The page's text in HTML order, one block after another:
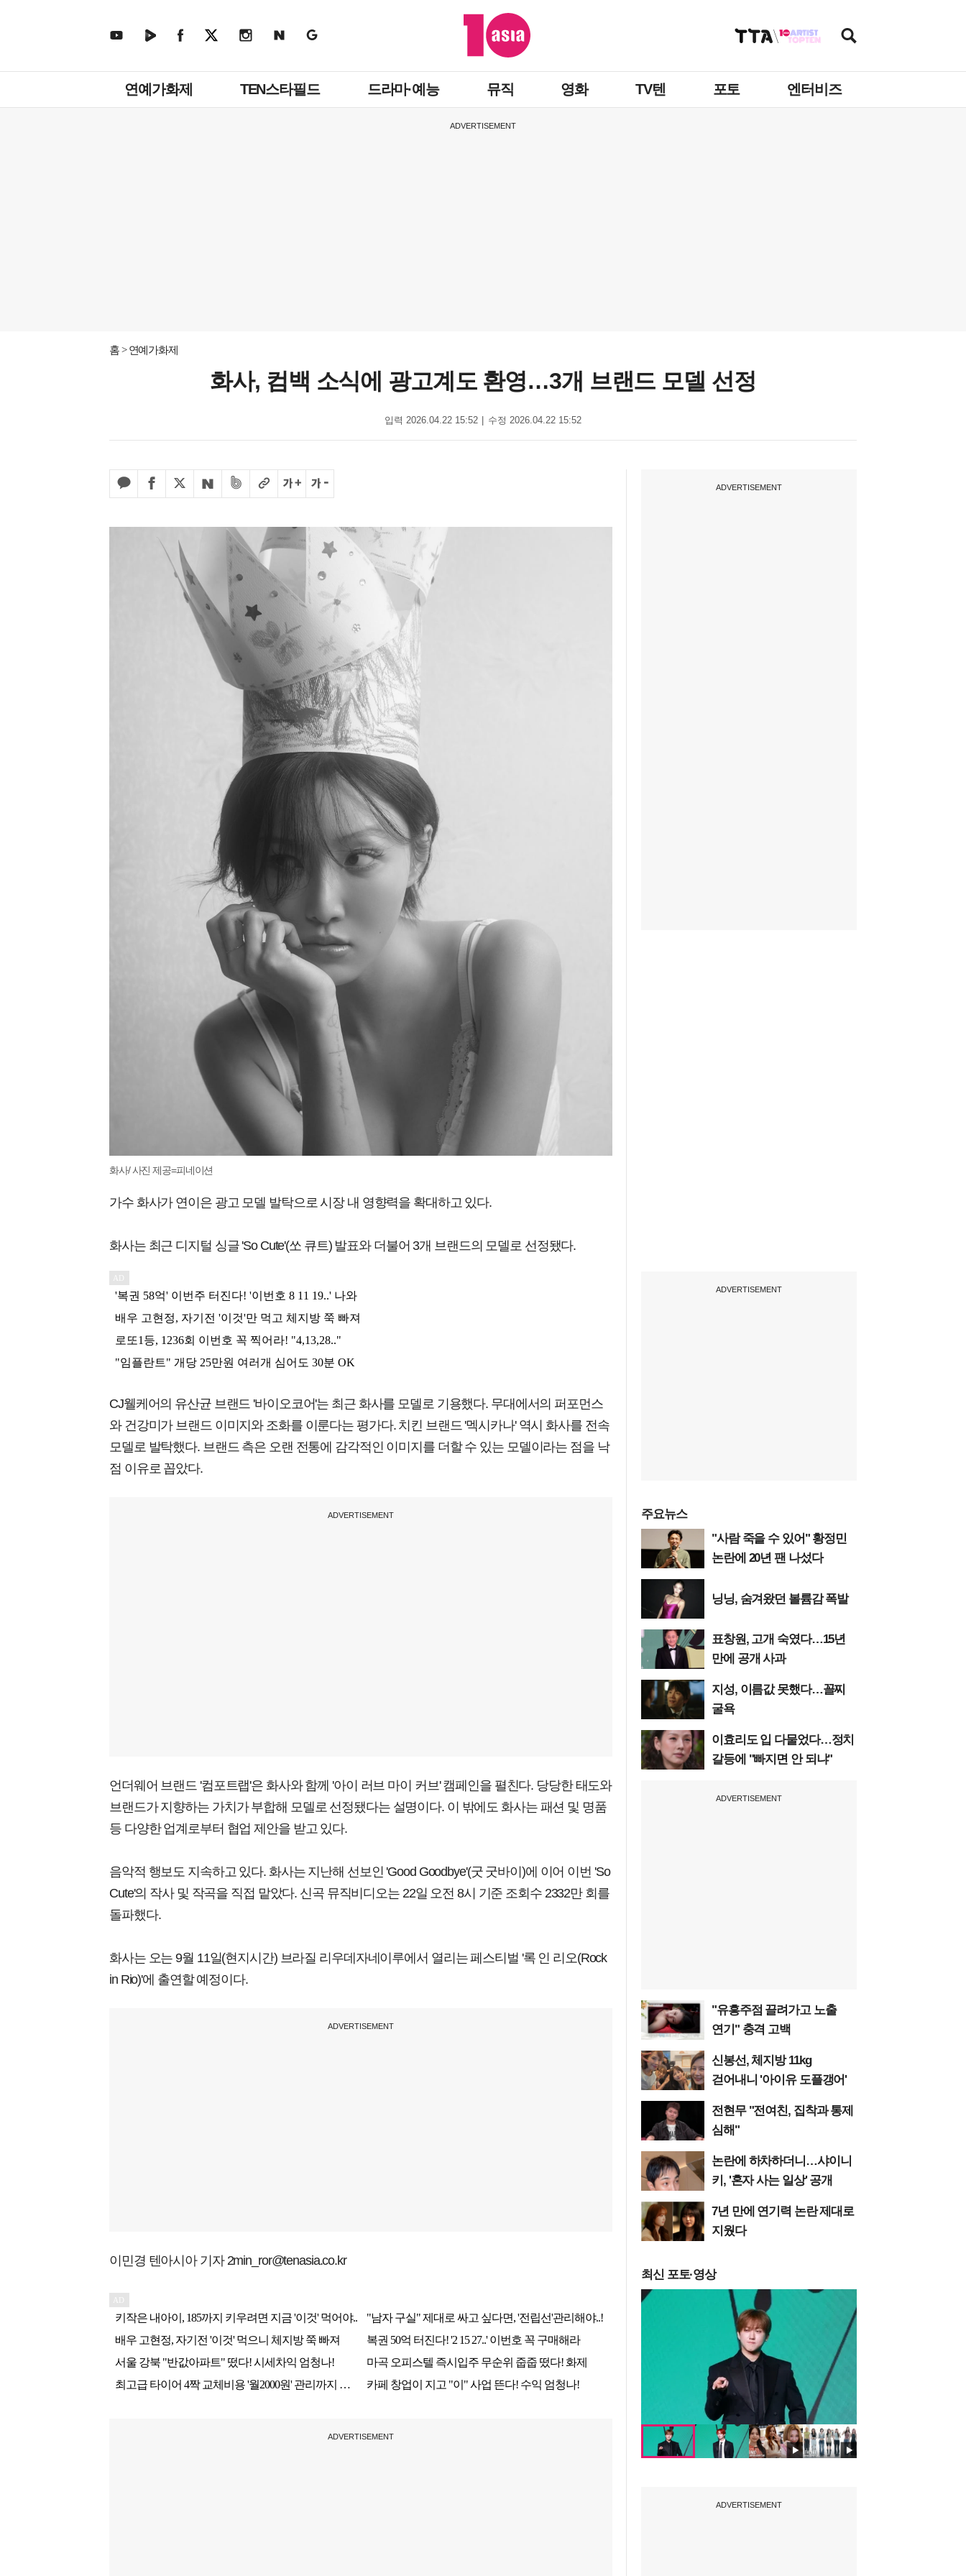
뉴
연예가화제 TEN스타필드 드라마·예능 뮤직 영화 TV텐 포토 엔터비즈
ADVERTISEMENT
홈 연예가화제
화사, 컴백 소식에 광고계도 환영…3개 브랜드 모델 선정
입력 2026.04.22 15:52 수정 2026.04.22 15:52
화사/ 사진 제공=피네이션
가수 화사가 연이은 광고 모델 발탁으로 시장 내 영향력을 확대하고 있다.
화사는 최근 디지털 싱글 'So Cute'(쏘 큐트) 발표와 더불어 3개 브랜드의 모델로 선정됐다.
CJ웰케어의 유산균 브랜드 '바이오코어'는 최근 화사를 모델로 기용했다. 무대에서의 퍼포먼스
와 건강미가 브랜드 이미지와 조화를 이룬다는 평가다. 치킨 브랜드 '멕시카나' 역시 화사를 전속
모델로 발탁했다. 브랜드 측은 오랜 전통에 감각적인 이미지를 더할 수 있는 모델이라는 점을 낙
점 이유로 꼽았다.
ADVERTISEMENT
언더웨어 브랜드 '컴포트랩'은 화사와 함께 '아이 러브 마이 커브' 캠페인을 펼친다. 당당한 태도와
브랜드가 지향하는 가치가 부합해 모델로 선정됐다는 설명이다. 이 밖에도 화사는 패션 및 명품
등 다양한 업계로부터 협업 제안을 받고 있다.
음악적 행보도 지속하고 있다. 화사는 지난해 선보인 'Good Goodbye'(굿 굿바이)에 이어 이번 'So
Cute'의 작사 및 작곡을 직접 맡았다. 신곡 뮤직비디오는 22일 오전 8시 기준 조회수 2332만 회를
돌파했다.
화사는 오는 9월 11일(현지시간) 브라질 리우데자네이루에서 열리는 페스티벌 '록 인 리오(Rock
in Rio)'에 출연할 예정이다.
ADVERTISEMENT
이민경 텐아시아 기자 2min_ror@tenasia.co.kr
ADVERTISEMENT
ADVERTISEMENT
ADVERTISEMENT
주요뉴스
"사람 죽을 수 있어" 황정민
논란에 20년 팬 나섰다
닝닝, 숨겨왔던 볼륨감 폭발
표창원, 고개 숙였다…15년
만에 공개 사과
지성, 이름값 못했다…꼴찌
굴욕
이효리도 입 다물었다…정치
갈등에 "빠지면 안 되냐"
ADVERTISEMENT
"유흥주점 끌려가고 노출
연기" 충격 고백
신봉선, 체지방 11kg
걷어내니 '아이유 도플갱어'
전현무 "전여친, 집착과 통제
심해"
논란에 하차하더니…샤이니
키, '혼자 사는 일상' 공개
7년 만에 연기력 논란 제대로
지웠다
최신 포토·영상
ADVERTISEMENT